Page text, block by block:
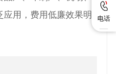
用，费用低廉效果明
电话